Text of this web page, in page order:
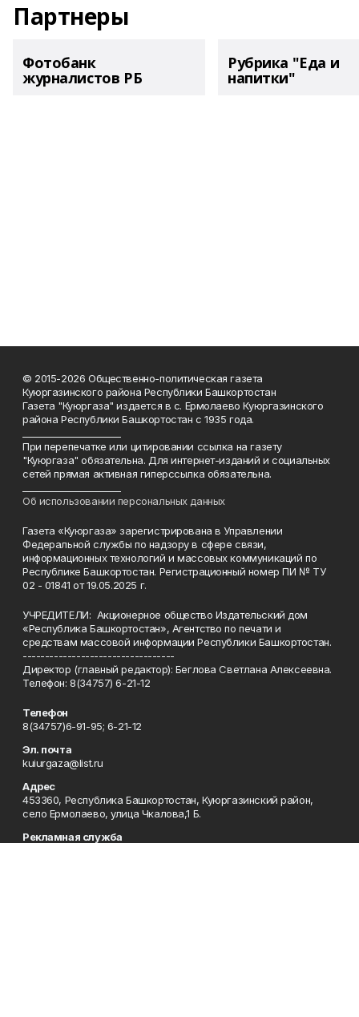
Партнеры
Фотобанк
журналистов РБ
Рубрика "Еда и
напитки"
© 2015-2026 Общественно-политическая газета
Куюргазинского района Республики Башкортостан
Газета "Куюргаза" издается в с. Ермолаево Куюргазинского
района Республики Башкортостан с 1935 года.
При перепечатке или цитировании ссылка на газету
"Куюргаза" обязательна. Для интернет-изданий и социальных
сетей прямая активная гиперссылка обязательна.
Об использовании персональных данных
Газета «Куюргаза» зарегистрирована в Управлении
Федеральной службы по надзору в сфере связи,
информационных технологий и массовых коммуникаций по
Республике Башкортостан. Регистрационный номер ПИ № ТУ
02 - 01841 от 19.05.2025 г.
УЧРЕДИТЕЛИ: Акционерное общество Издательский дом
«Республика Башкортостан», Агентство по печати и
средствам массовой информации Республики Башкортостан.
----------------------------------
Директор (главный редактор): Беглова Светлана Алексеевна.
Телефон: 8(34757) 6-21-12
Телефон
8(34757)6-91-95; 6-21-12
Эл. почта
kuiurgaza@list.ru
Адрес
453360, Республика Башкортостан, Куюргазинский район,
село Ермолаево, улица Чкалова,1 Б.
Рекламная служба